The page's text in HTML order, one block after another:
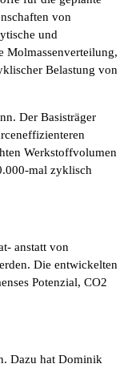
von
und
Molmassenverteilung,
Belastung von
Der Basisträger
Werkstoffvolumen
mal zyklisch
anstatt von
Die entwickelten
Potenzial, CO2
Dazu hat Dominik